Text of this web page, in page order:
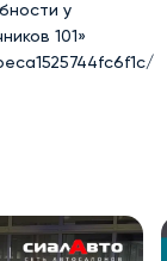
у
101»